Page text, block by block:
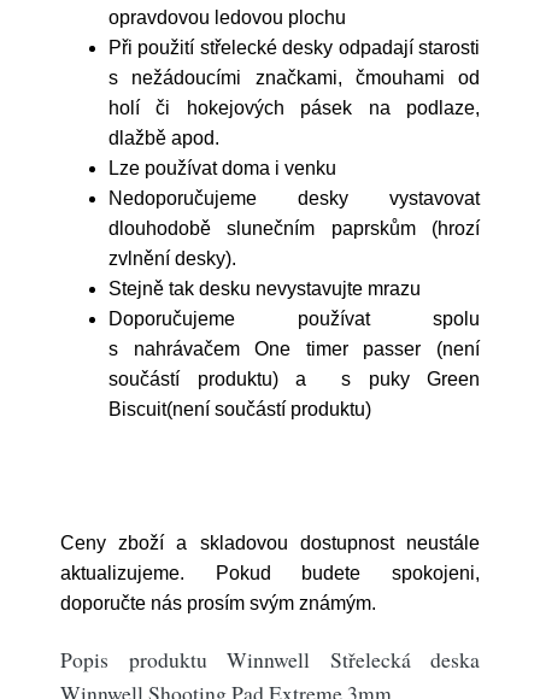
opravdovou ledovou plochu
Při použití střelecké desky odpadají starosti
s nežádoucími značkami, čmouhami od
holí či hokejových pásek na podlaze,
dlažbě apod.
Lze používat doma i venku
Nedoporučujeme desky vystavovat
dlouhodobě slunečním paprskům (hrozí
zvlnění desky).
Stejně tak desku nevystavujte mrazu
Doporučujeme používat spolu
s nahrávačem One timer passer (není
součástí produktu) a s puky Green
Biscuit(není součástí produktu)
Ceny zboží a skladovou dostupnost neustále
aktualizujeme. Pokud budete spokojeni,
doporučte nás prosím svým známým.
Popis produktu Winnwell Střelecká deska
Winnwell Shooting Pad Extreme 3mm